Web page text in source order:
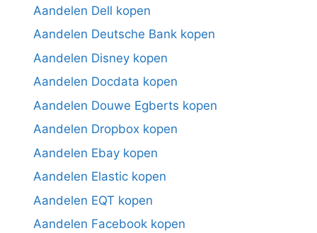
Aandelen Dell kopen
Aandelen Deutsche Bank kopen
Aandelen Disney kopen
Aandelen Docdata kopen
Aandelen Douwe Egberts kopen
Aandelen Dropbox kopen
Aandelen Ebay kopen
Aandelen Elastic kopen
Aandelen EQT kopen
Aandelen Facebook kopen